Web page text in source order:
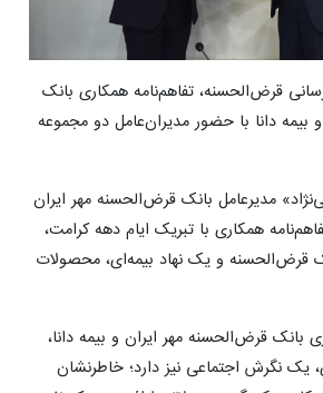
قرض‌الحسنه، تفاهم‌نامه همکاری بانک
بیمه دانا با حضور مدیران‌عامل دو مجموعه
مدیرعامل بانک قرض‌الحسنه مهر ایران
همکاری با تبریک ایام دهه کرامت،
قرض‌الحسنه و یک نهاد بیمه‌ای، محصولات
بانک قرض‌الحسنه مهر ایران و بیمه دانا،
یک نگرش اجتماعی نیز دارد؛ خاطرنشان